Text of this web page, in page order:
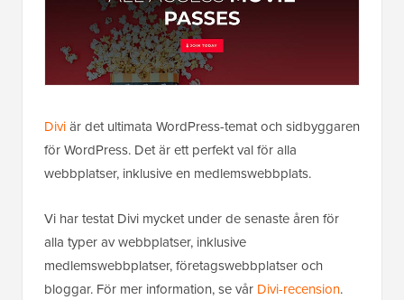
Diviär det ultimata WordPress-temat och sidbyggaren
för WordPress. Det är ett perfekt val för alla
webbplatser, inklusive en medlemswebbplats.
Vi har testat Divi mycket under de senaste åren för
alla typer av webbplatser, inklusive
medlemswebbplatser, företagswebbplatser och
bloggar. För mer information, se vår Divi-recension.